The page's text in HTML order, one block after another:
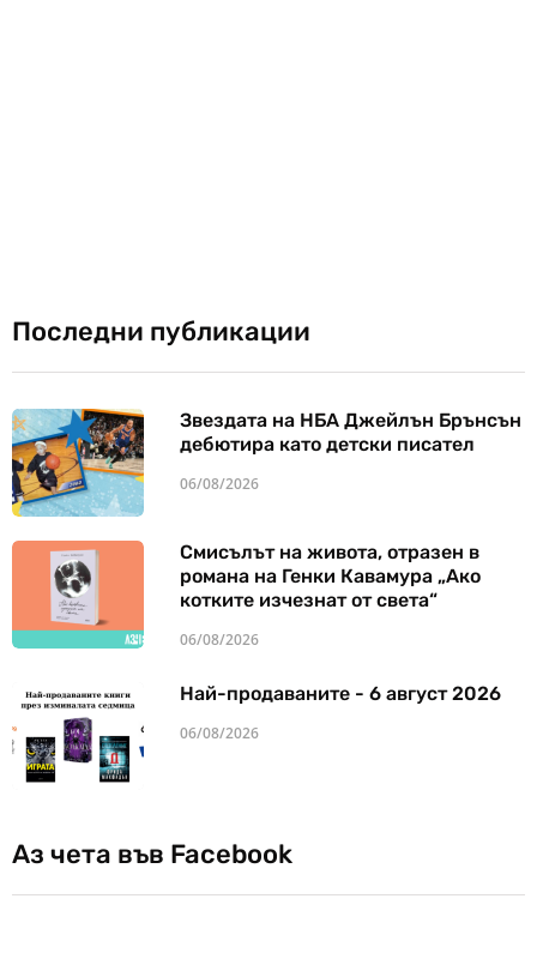
Последни публикации
Звездата на НБА Джейлън Брънсън
дебютира като детски писател
06/08/2026
Смисълът на живота, отразен в
романа на Генки Кавамура „Ако
котките изчезнат от света“
06/08/2026
Най-продаваните - 6 август 2026
06/08/2026
Аз чета във Facebook